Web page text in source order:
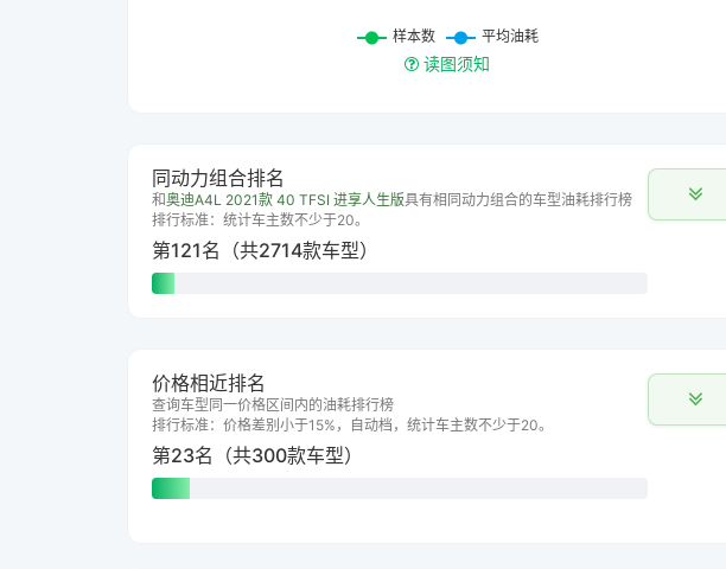
读图须知
同动力组合排名
和奥迪A4L 2021款 40 TFSI 进享人生版具有相同动力组合的车型油耗排行榜
排行标准：统计车主数不少于20。
第121名（共2714款车型）
价格相近排名
查询车型同一价格区间内的油耗排行榜
排行标准：价格差别小于15%，自动档，统计车主数不少于20。
第23名（共300款车型）